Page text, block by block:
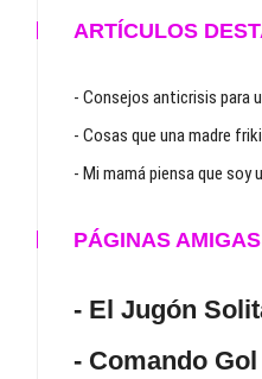
ARTÍCULOS
- Consejos anticrisis para
- Cosas que una madre
- Mi mamá piensa que soy
PÁGINAS AMIGAS
- El Jugón
- Comando Gol